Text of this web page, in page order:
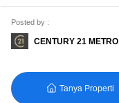
Posted by :
CENTURY 21 METRO
Tanya Properti